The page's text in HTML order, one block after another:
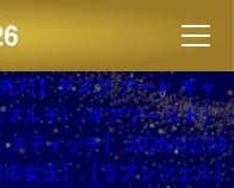
行】デスク アート ギャ
ルチ）/ギアワールド］
スティッチ］2026/02/18
女王］［ラプンツェル］